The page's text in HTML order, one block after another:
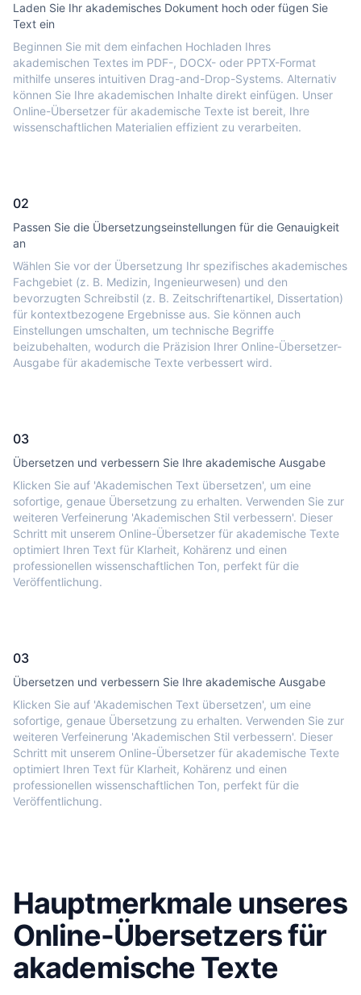
Laden Sie Ihr akademisches Dokument hoch oder fügen Sie
Text ein
Beginnen Sie mit dem einfachen Hochladen Ihres
akademischen Textes im PDF-, DOCX- oder PPTX-Format
mithilfe unseres intuitiven Drag-and-Drop-Systems. Alternativ
können Sie Ihre akademischen Inhalte direkt einfügen. Unser
Online-Übersetzer für akademische Texte ist bereit, Ihre
wissenschaftlichen Materialien effizient zu verarbeiten.
02
Passen Sie die Übersetzungseinstellungen für die Genauigkeit
an
Wählen Sie vor der Übersetzung Ihr spezifisches akademisches
Fachgebiet (z. B. Medizin, Ingenieurwesen) und den
bevorzugten Schreibstil (z. B. Zeitschriftenartikel, Dissertation)
für kontextbezogene Ergebnisse aus. Sie können auch
Einstellungen umschalten, um technische Begriffe
beizubehalten, wodurch die Präzision Ihrer Online-Übersetzer-
Ausgabe für akademische Texte verbessert wird.
03
Übersetzen und verbessern Sie Ihre akademische Ausgabe
Klicken Sie auf 'Akademischen Text übersetzen', um eine
sofortige, genaue Übersetzung zu erhalten. Verwenden Sie zur
weiteren Verfeinerung 'Akademischen Stil verbessern'. Dieser
Schritt mit unserem Online-Übersetzer für akademische Texte
optimiert Ihren Text für Klarheit, Kohärenz und einen
professionellen wissenschaftlichen Ton, perfekt für die
Veröffentlichung.
03
Übersetzen und verbessern Sie Ihre akademische Ausgabe
Klicken Sie auf 'Akademischen Text übersetzen', um eine
sofortige, genaue Übersetzung zu erhalten. Verwenden Sie zur
weiteren Verfeinerung 'Akademischen Stil verbessern'. Dieser
Schritt mit unserem Online-Übersetzer für akademische Texte
optimiert Ihren Text für Klarheit, Kohärenz und einen
professionellen wissenschaftlichen Ton, perfekt für die
Veröffentlichung.
Hauptmerkmale unseres
Online-Übersetzers für
akademische Texte